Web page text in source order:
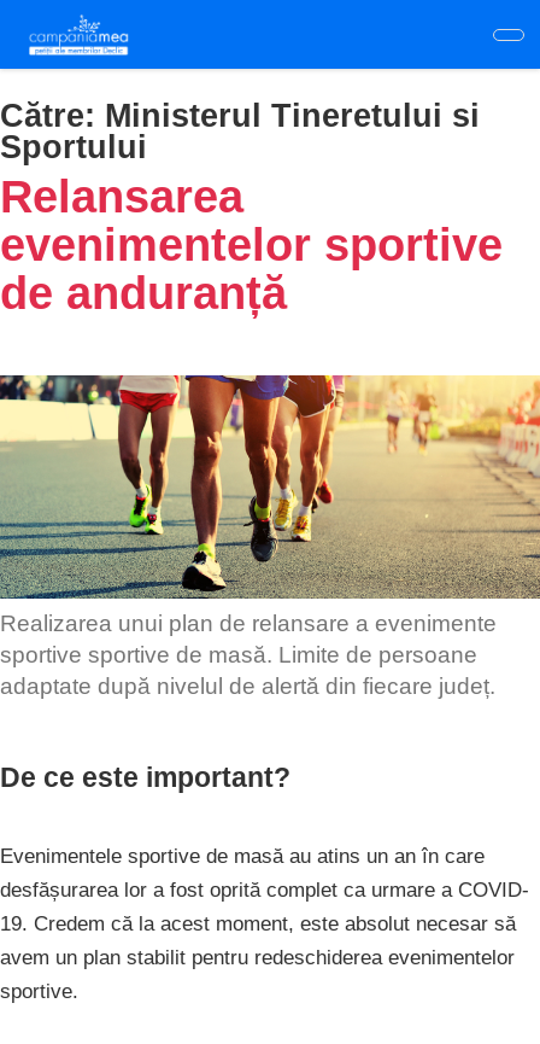
main
content
Către: Ministerul Tineretului si
Sportului
Relansarea
evenimentelor sportive
de anduranță
Realizarea unui plan de relansare a evenimente
sportive sportive de masă. Limite de persoane
adaptate după nivelul de alertă din fiecare județ.
De ce este important?
Evenimentele sportive de masă au atins un an în care
desfășurarea lor a fost oprită complet ca urmare a COVID-
19. Credem că la acest moment, este absolut necesar să
avem un plan stabilit pentru redeschiderea evenimentelor
sportive.